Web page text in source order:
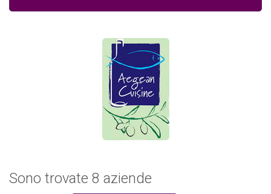
Sono trovate 8 aziende